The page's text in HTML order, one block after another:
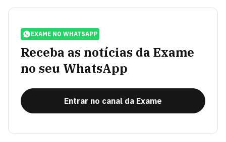
EXAME NO WHATSAPP
Receba as notícias da Exame
no seu WhatsApp
Entrar no canal da Exame